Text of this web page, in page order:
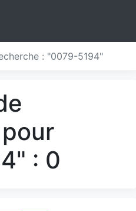
: "0079-5194"
: 0